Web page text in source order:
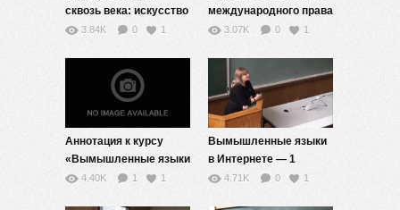
сквозь века: искусство
жизни — 11
3.84K 0 1
международного права
— 23.07K 0 1
Аннотация к курсу
«Вымышленные языки
в Интернете»
4.40K 1 1
Вымышленные языки
в Интернете — 1
4.71K 0 1